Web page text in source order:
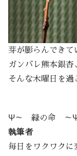
芽が膨らんできて
ガンバレ熊本銀杏
そんな木曜日を過
Ψ～ 緑の命 ～
執筆者
毎日をワクワクに